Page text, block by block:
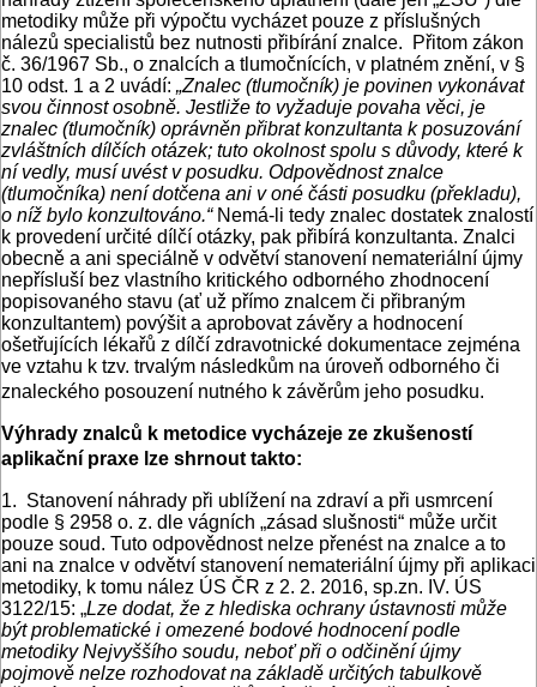
metodiky může při výpočtu vycházet pouze z příslušných
nálezů specialistů bez nutnosti přibírání znalce. Přitom zákon
č. 36/1967 Sb., o znalcích a tlumočnících, v platném znění, v §
10 odst. 1 a 2 uvádí: „Znalec (tlumočník) je povinen vykonávat
svou činnost osobně. Jestliže to vyžaduje povaha věci, je
znalec (tlumočník) oprávněn přibrat konzultanta k posuzování
zvláštních dílčích otázek; tuto okolnost spolu s důvody, které k
ní vedly, musí uvést v posudku. Odpovědnost znalce
(tlumočníka) není dotčena ani v oné části posudku (překladu),
o níž bylo konzultováno.“ Nemá-li tedy znalec dostatek znalostí
k provedení určité dílčí otázky, pak přibírá konzultanta. Znalci
obecně a ani speciálně v odvětví stanovení nemateriální újmy
nepřísluší bez vlastního kritického odborného zhodnocení
popisovaného stavu (ať už přímo znalcem či přibraným
konzultantem) povýšit a aprobovat závěry a hodnocení
ošetřujících lékařů z dílčí zdravotnické dokumentace zejména
ve vztahu k tzv. trvalým následkům na úroveň odborného či
znaleckého posouzení nutného k závěrům jeho posudku.
Výhrady znalců k metodice vycházeje ze zkušeností
aplikační praxe lze shrnout takto:
1. Stanovení náhrady při ublížení na zdraví a při usmrcení
podle § 2958 o. z. dle vágních „zásad slušnosti“ může určit
pouze soud. Tuto odpovědnost nelze přenést na znalce a to
ani na znalce v odvětví stanovení nemateriální újmy při aplikaci
metodiky, k tomu nález ÚS ČR z 2. 2. 2016, sp.zn. IV. ÚS
3122/15: „Lze dodat, že z hlediska ochrany ústavnosti může
být problematické i omezené bodové hodnocení podle
metodiky Nejvyššího soudu, neboť při o odčinění újmy
pojmově nelze rozhodovat na základě určitých tabulkově